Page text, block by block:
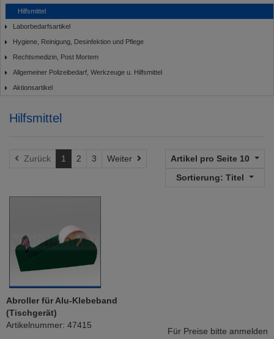
Hilfsmittel
Laborbedarfsartikel
Hygiene, Reinigung, Desinfektion und Pflege
Rechtsmedizin, Post Mortem
Allgemeiner Polizeibedarf, Werkzeuge u. Hilfsmittel
Aktionsartikel
Hilfsmittel
Zurück 1 2 3 Weiter Artikel pro Seite 10
Sortierung: Titel
Abroller für Alu-Klebeband
(Tischgerät)
Artikelnummer: 47415
Für Preise bitte anmelden